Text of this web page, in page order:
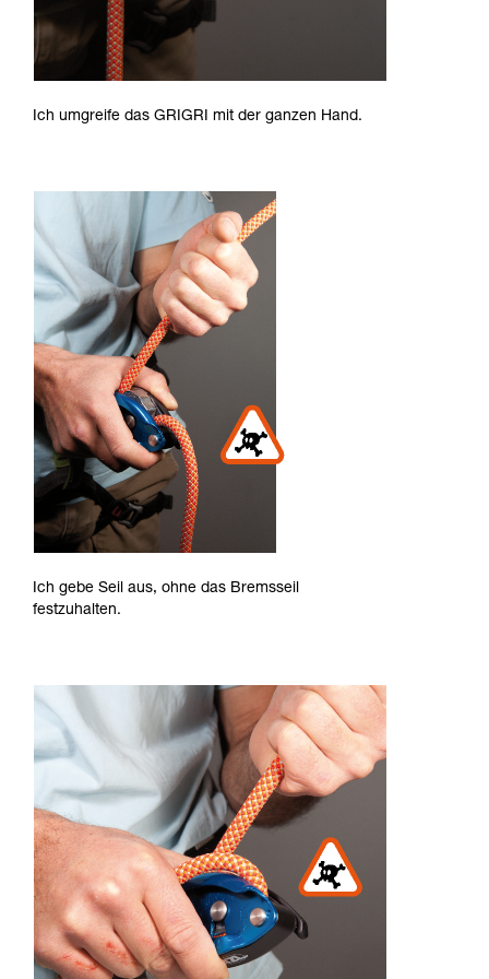
Ich umgreife das GRIGRI mit der ganzen Hand.
Ich gebe Seil aus, ohne das Bremsseil
festzuhalten.